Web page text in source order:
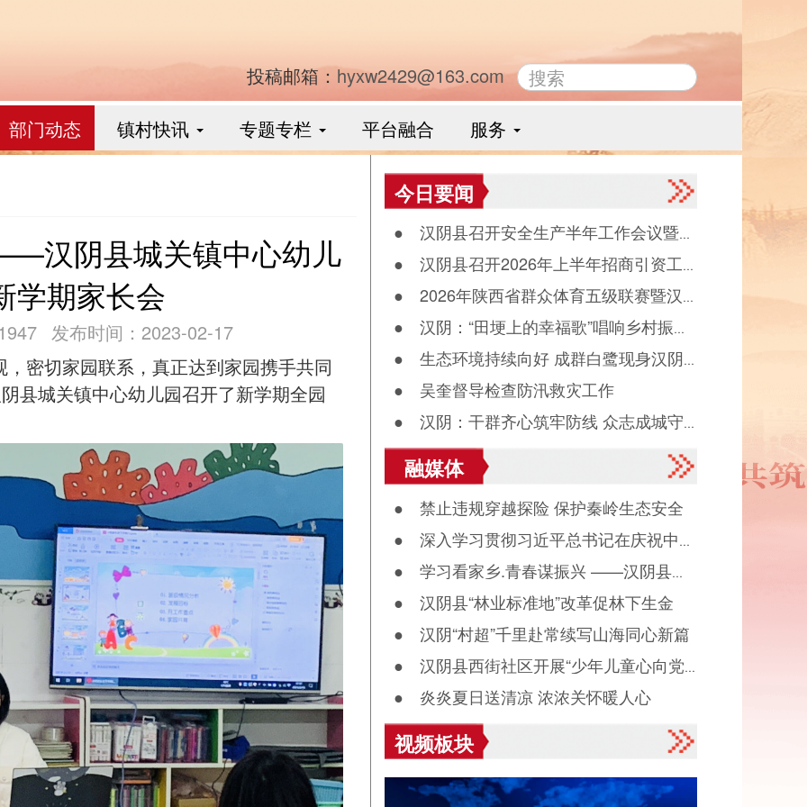
投稿邮箱： hyxw2429@163.com
部门动态 镇村快讯 专题专栏 平台融合 服务
汉阴县城关镇中心幼儿
学期家长会
发布时间：2023-02-17
密切家园联系，真正达到家园携手共同
县城关镇中心幼儿园召开了新学期全园
今日要闻
● 汉阴县召开安全生产半年工作会议暨县
食品药品安全委员会全体会议
● 汉阴县召开2026年上半年招商引资工
作晾晒会（党群、中省驻汉部门）
● 2026年陕西省群众体育五级联赛暨汉
阴县第十二届“能量金徽·文峰杯”双拥篮球赛
落幕
● 汉阴：“田埂上的幸福歌”唱响乡村振
兴“好声音”
● 生态环境持续向好 成群白鹭现身汉阴
月河觅食
● 吴奎督导检查防汛救灾工作
● 汉阴：干群齐心筑牢防线 众志成城守
护平安度汛
融媒体
● 禁止违规穿越探险 保护秦岭生态安全
● 深入学习贯彻习近平总书记在庆祝中国
共产党成立105周年大会上重要讲话系列述
评之八
● 学习看家乡.青春谋振兴 ——汉阴县城
关镇组织返乡大学生看家乡、献良策、助发
展活动
● 汉阴县“林业标准地”改革促林下生金
● 汉阴“村超”千里赴常续写山海同心新篇
● 汉阴县西街社区开展“少年儿童心向党
诵读启智伴成长”主题活动
● 炎炎夏日送清凉 浓浓关怀暖人心
视频板块